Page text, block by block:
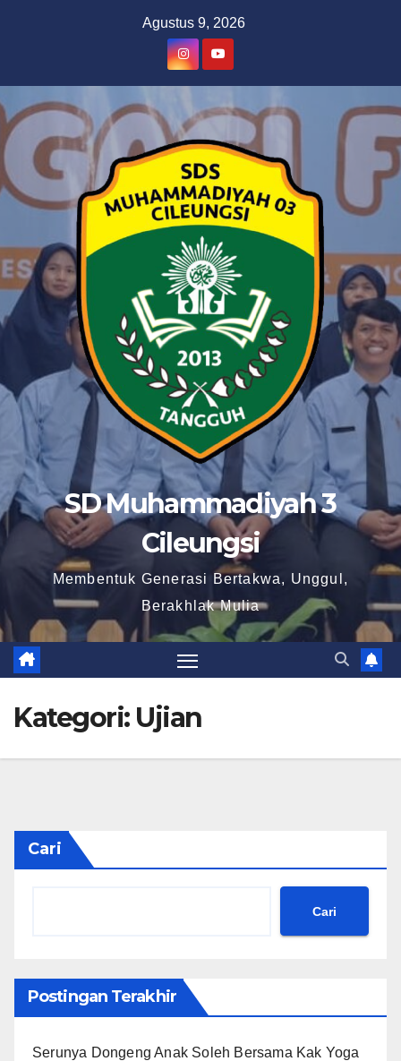
Agustus 9, 2026
SD Muhammadiyah 3
Cileungsi
Membentuk Generasi Bertakwa, Unggul,
Berakhlak Mulia
Kategori: Ujian
Cari
Cari
Postingan Terakhir
Serunya Dongeng Anak Soleh Bersama Kak Yoga